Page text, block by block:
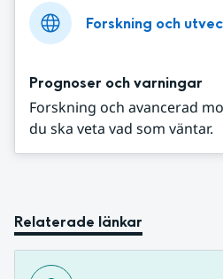
Forskning och
Prognoser och varningar
Forskning och avancerad
du ska veta vad som väntar.
Relaterade länkar